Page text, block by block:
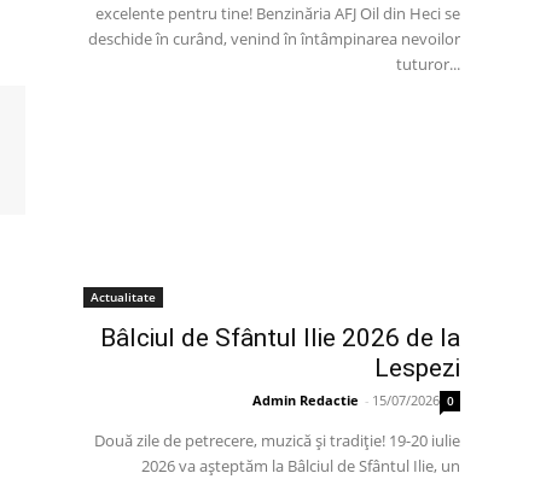
excelente pentru tine! Benzinăria AFJ Oil din Heci se
deschide în curând, venind în întâmpinarea nevoilor
tuturor...
Actualitate
Bâlciul de Sfântul Ilie 2026 de la
Lespezi
Admin Redactie - 15/07/2026 0
Două zile de petrecere, muzică și tradiție! 19-20 iulie
2026 va așteptăm la Bâlciul de Sfântul Ilie, un